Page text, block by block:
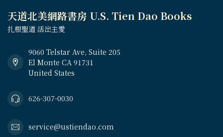
天道北美網路書房 U.S. Tien Dao Books
扎根聖道 活出主愛
9060 Telstar Ave, Suite 205
El Monte CA 91731
United States
626-307-0030
service@ustiendao.com